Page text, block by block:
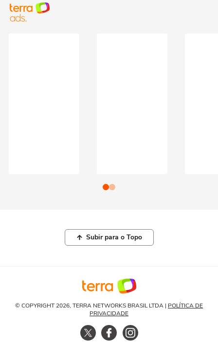
Subir para o Topo
© COPYRIGHT 2026, TERRA NETWORKS BRASIL LTDA | POLÍTICA DE
PRIVACIDADE